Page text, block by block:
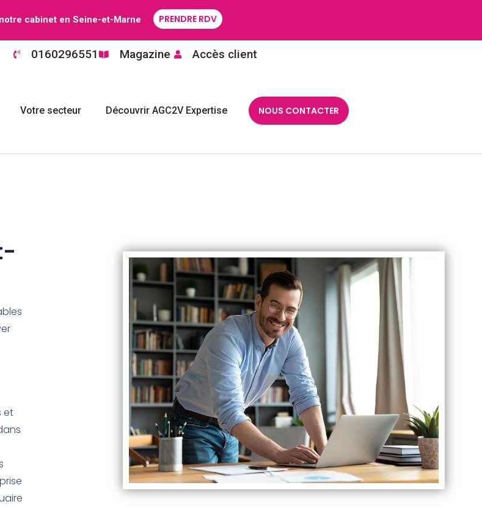
cabinet en Seine-et-Marne PRENDRE RDV
0160296551 Magazine Accès client
Votre secteur Découvrir AGC2V Expertise NOUS CONTACTER
et